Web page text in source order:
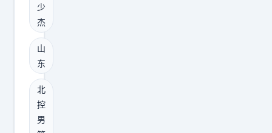
报
道
，
他
2
0
的
。
1
9
8
年
出
很
硬
。
N
B
那
消
息
让
人
很
意
外
！
少
杰
山
东
北
控
男